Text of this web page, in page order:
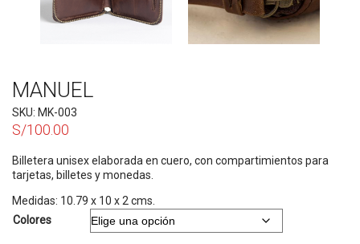
MANUEL
SKU: MK-003
S/100.00
Billetera unisex elaborada en cuero, con compartimientos para
tarjetas, billetes y monedas.
Medidas: 10.79 x 10 x 2 cms.
Colores